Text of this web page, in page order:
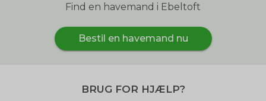
Find en havemand i Ebeltoft
Bestil en havemand nu
Brug for hjælp?